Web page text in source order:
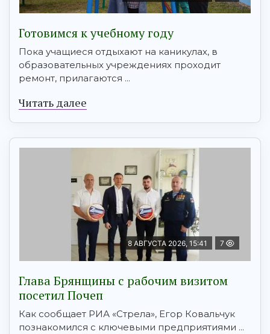
Готовимся к учебному году
Пока учащиеся отдыхают на каникулах, в
образовательных учреждениях проходит
ремонт, прилагаются ...
Читать далее
8 АВГУСТА 2026, 15:41 7
Глава Брянщины с рабочим визитом
посетил Почеп
Как сообщает РИА «Стрела», Егор Ковальчук
познакомился с ключевыми предприятиями ...